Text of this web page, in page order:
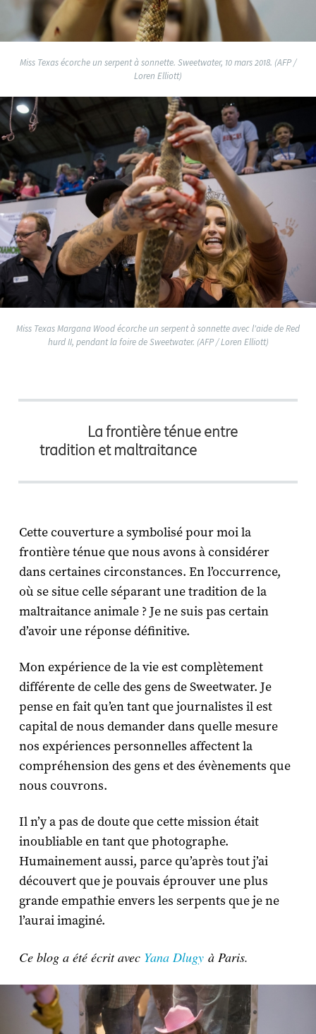
Miss Texas écorche un serpent à sonnette. Sweetwater, 10 mars 2018. (AFP /
Loren Elliott)
Miss Texas Margana Wood écorche un serpent à sonnette avec l'aide de Red
hurd II, pendant la foire de Sweetwater. (AFP / Loren Elliott)
La frontière ténue entre
tradition et maltraitance
Cette couverture a symbolisé pour moi la
frontière ténue que nous avons à considérer
dans certaines circonstances. En l’occurrence,
où se situe celle séparant une tradition de la
maltraitance animale ? Je ne suis pas certain
d’avoir une réponse définitive.
Mon expérience de la vie est complètement
différente de celle des gens de Sweetwater. Je
pense en fait qu’en tant que journalistes il est
capital de nous demander dans quelle mesure
nos expériences personnelles affectent la
compréhension des gens et des évènements que
nous couvrons.
Il n’y a pas de doute que cette mission était
inoubliable en tant que photographe.
Humainement aussi, parce qu’après tout j’ai
découvert que je pouvais éprouver une plus
grande empathie envers les serpents que je ne
l’aurai imaginé.
Ce blog a été écrit avec Yana Dlugyà Paris.